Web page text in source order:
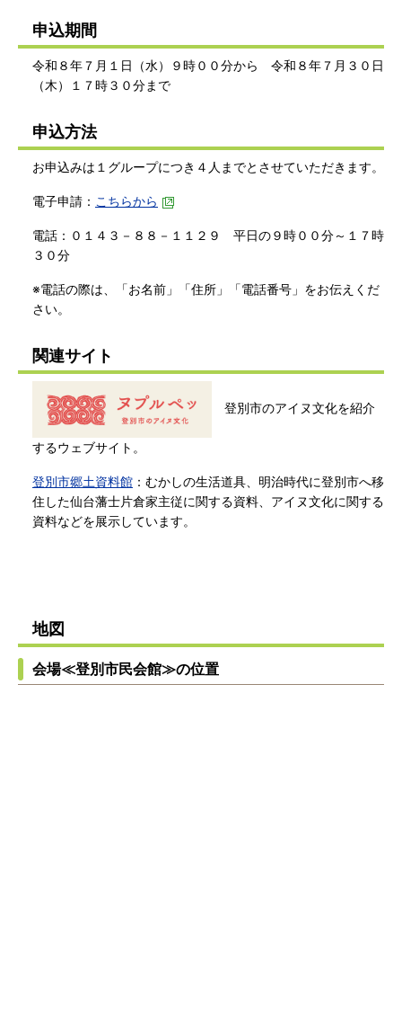
申込期間
令和８年７月１日（水）９時００分から
令和８年７月３０日
（木）１７時３０分まで
申込方法
お申込みは１グループにつき４人までとさせていただきます。
電子申請： こちらから
電話：０１４３－８８－１１２９ 平日の９時００分～１７時
３０分
※電話の際は、 「お名前」「住所」「電話番号」 をお伝えくだ
さい。
関連サイト
登別市のアイヌ文化を紹介
するウェブサイト。
登別市郷土資料館 ：むかしの生活道具、明治時代に登別市へ移
住した仙台藩士片倉家主従に関する資料、アイヌ文化に関する
資料などを展示しています。
地図
会場≪登別市民会館≫の位置